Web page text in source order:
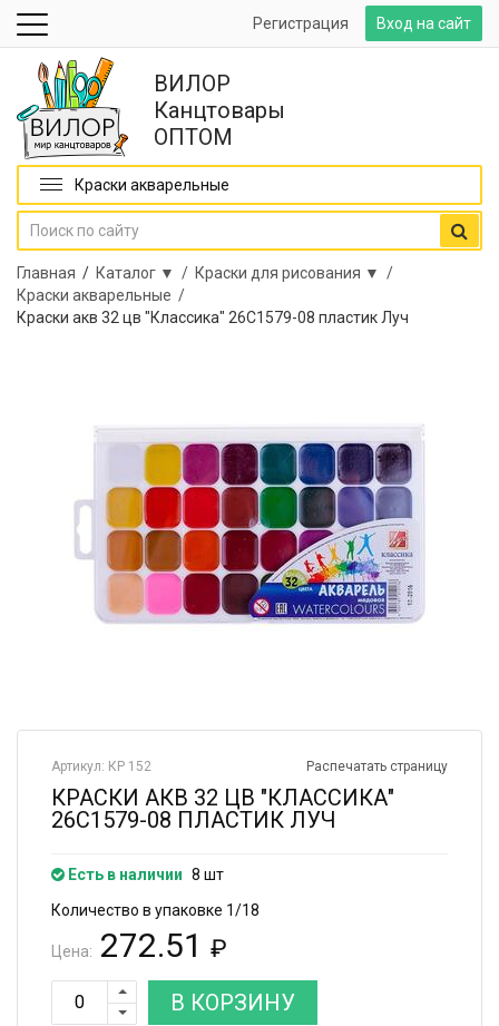
Вход на сайт
Регистрация
ВИЛОР
Канцтовары
ОПТОМ
Краски акварельные
Главная / Каталог ▼ / Краски для рисования ▼ /
Краски акварельные /
Краски акв 32 цв "Классика" 26С1579-08 пластик Луч
Распечатать страницу
Артикул: КР 152
КРАСКИ АКВ 32 ЦВ "КЛАССИКА"
26С1579-08 ПЛАСТИК ЛУЧ
Есть в наличии 8 шт
Количество в упаковке 1/18
Цена: 272.51 ₽
В КОРЗИНУ